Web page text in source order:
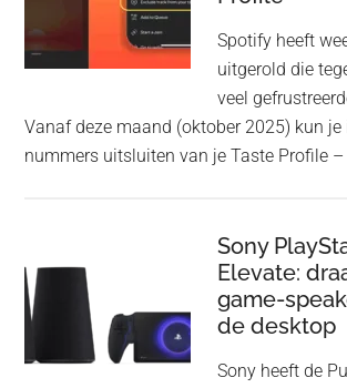
en
1000XM6
nieuwe
Spotify heeft
uitgerold die
veel
Vanaf deze maand (oktober 2025) kun
nummers uitsluiten van je Taste Profile
Sony
Elevate:
game-
de desktop
Sony heeft de